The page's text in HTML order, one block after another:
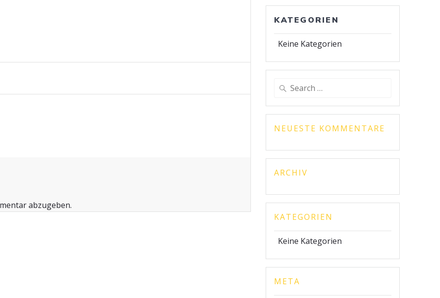
abzugeben.
KATEGORIEN
Keine Kategorien
Search
NEUESTE KOMMENTARE
ARCHIV
KATEGORIEN
Keine Kategorien
META